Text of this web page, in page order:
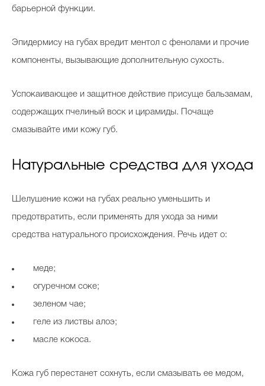
барьерной функции.
Эпидермису на губах вредит ментол с фенолами и прочие
компоненты, вызывающие дополнительную сухость.
Успокаивающее и защитное действие присуще бальзамам,
содержащих пчелиный воск и цирамиды. Почаще
смазывайте ими кожу губ.
Натуральные средства для ухода
Шелушение кожи на губах реально уменьшить и
предотвратить, если применять для ухода за ними
средства натурального происхождения. Речь идет о:
меде;
огуречном соке;
зеленом чае;
геле из листвы алоэ;
масле кокоса.
Кожа губ перестанет сохнуть, если смазывать ее медом,